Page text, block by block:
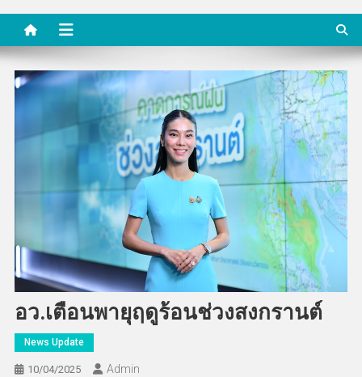
อว.เตือนพายุฤดูร้อนช่วงสงกรานต์
News Update
10/04/2025 Admin